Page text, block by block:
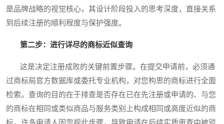
是品牌战略的视觉核心，其设计阶段投入的思考深度，直接关系
到后续注册的顺利程度与保护强度。
第二步：进行详尽的商标近似查询
这是决定注册成败的关键前置步骤。在提交申请前，必须通
过商标局官方数据库或委托专业机构，对您构思的商标进行全面
检索。查询的目的在于排查是否存在已在先注册或申请的、与您
的商标在相同或类似商品与服务类别上构成相同或高度近似的商